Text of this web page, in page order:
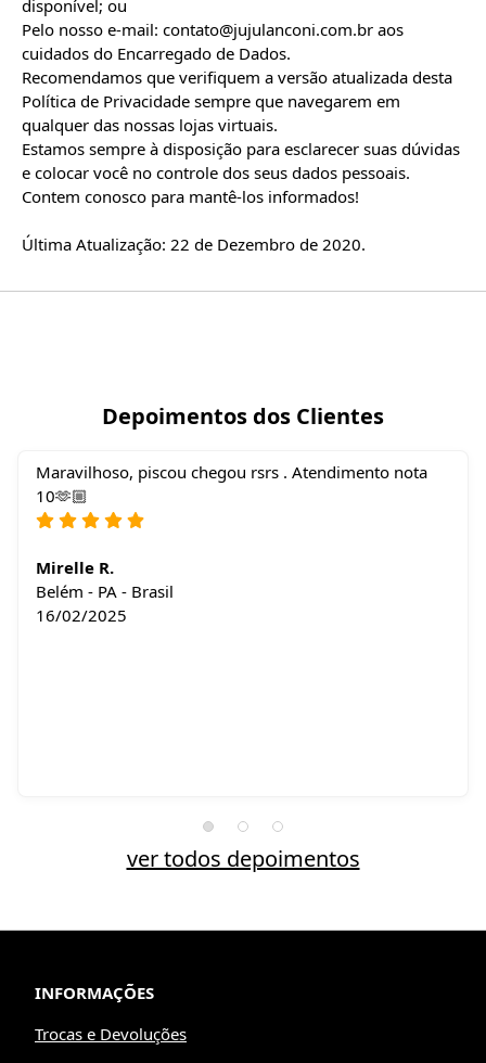
disponível; ou
Pelo nosso e-mail: contato@jujulanconi.com.br aos
cuidados do Encarregado de Dados.
Recomendamos que verifiquem a versão atualizada desta
Política de Privacidade sempre que navegarem em
qualquer das nossas lojas virtuais.
Estamos sempre à disposição para esclarecer suas dúvidas
e colocar você no controle dos seus dados pessoais.
Contem conosco para mantê-los informados!
Última Atualização: 22 de Dezembro de 2020.
Depoimentos dos Clientes
Maravilhoso, piscou chegou rsrs . Atendimento nota
10🫶🏼
Mirelle R.
Belém - PA - Brasil
16/02/2025
ver todos depoimentos
INFORMAÇÕES
Trocas e Devoluções